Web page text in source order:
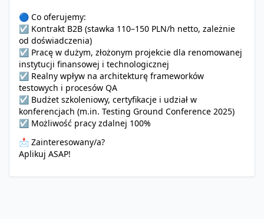
🔵 Co oferujemy:
☑️ Kontrakt B2B (stawka 110–150 PLN/h netto, zależnie
od doświadczenia)
☑️ Pracę w dużym, złożonym projekcie dla renomowanej
instytucji finansowej i technologicznej
☑️ Realny wpływ na architekturę frameworków
testowych i procesów QA
☑️ Budżet szkoleniowy, certyfikacje i udział w
konferencjach (m.in. Testing Ground Conference 2025)
☑️ Możliwość pracy zdalnej 100%
📩 Zainteresowany/a?
Aplikuj ASAP!